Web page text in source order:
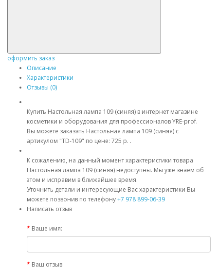
оформить заказ
Описание
Характеристики
Отзывы (0)
Купить Настольная лампа 109 (синяя) в интернет магазине
косметики и оборудования для профессионалов YRE-prof.
Вы можете заказать Настольная лампа 109 (синяя) с
артикулом "TD-109" по цене: 725 р. .
К сожалению, на данный момент характеристики товара
Настольная лампа 109 (синяя) недоступны. Мы уже знаем об
этом и исправим в ближайшее время.
Уточнить детали и интересующие Вас характеристики Вы
можете позвонив по телефону+7 978 899-06-39
Написать отзыв
Ваше имя:
Ваш отзыв